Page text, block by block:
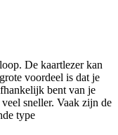
De kaartlezer kan
voordeel is dat je
bent van je
sneller. Vaak zijn de
type